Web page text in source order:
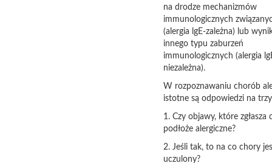
na drodze mechanizmów
immunologicznych
(alergia lgE-zależna) lub
innego typu zaburzeń
immunologicznych (alergia
niezależna).
W rozpoznawaniu chorób
istotne są odpowiedzi na
1. Czy objawy, które zgłasza
podłoże alergiczne?
2. Jeśli tak, to na co chory
uczulony?